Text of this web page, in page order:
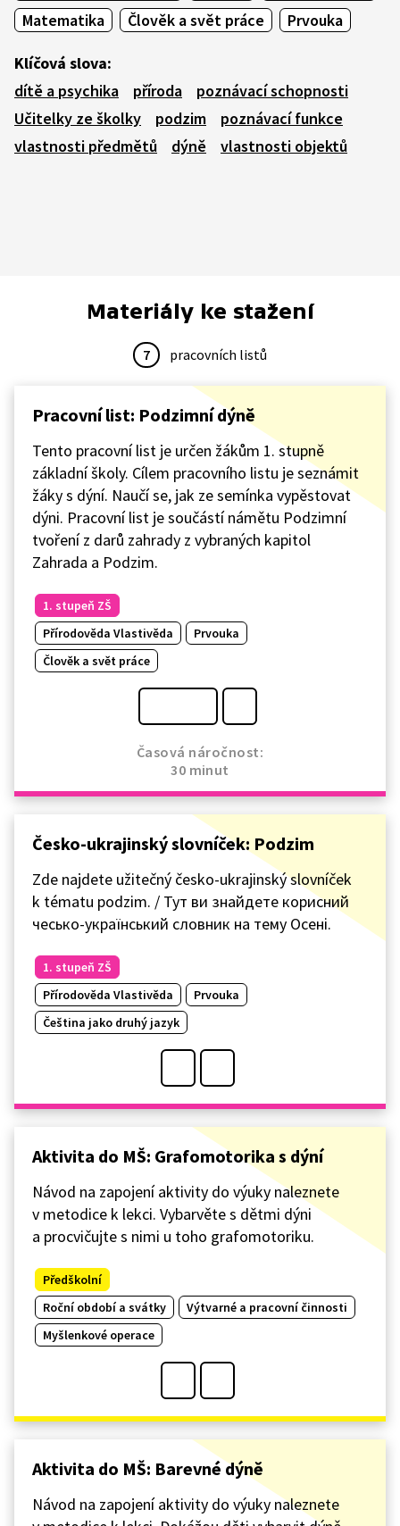
Matematika
Člověk a svět práce Prvouka
Klíčová slova:
dítě a psychika
příroda
poznávací schopnosti
Učitelky ze školky
podzim
poznávací funkce
vlastnosti předmětů
dýně vlastnosti objektů
Materiály ke stažení
7 pracovních listů
Pracovní list: Podzimní dýně
Tento pracovní list je určen žákům 1. stupně
základní školy. Cílem pracovního listu je seznámit
žáky s dýní. Naučí se, jak ze semínka vypěstovat
dýni. Pracovní list je součástí námětu Podzimní
tvoření z darů zahrady z vybraných kapitol
Zahrada a Podzim.
1. stupeň ZŠ
Přírodověda Vlastivěda
Prvouka
Člověk a svět práce
Časová náročnost:
30 minut
Česko-ukrajinský slovníček: Podzim
Zde najdete užitečný česko-ukrajinský slovníček
k tématu podzim. / Тут ви знайдете корисний
чесько-український словник на тему Осені.
1. stupeň ZŠ
Přírodověda Vlastivěda
Prvouka
Čeština jako druhý jazyk
Aktivita do MŠ: Grafomotorika s dýní
Návod na zapojení aktivity do výuky naleznete
v metodice k lekci. Vybarvěte s dětmi dýni
a procvičujte s nimi u toho grafomotoriku.
Předškolní
Roční období a svátky
Výtvarné a pracovní činnosti
Myšlenkové operace
Aktivita do MŠ: Barevné dýně
Návod na zapojení aktivity do výuky naleznete